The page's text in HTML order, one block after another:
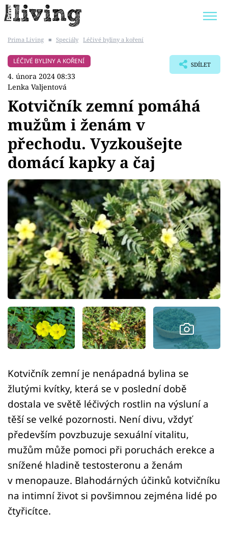
BYDLENÍ SLAVNÝCH
ZAHRADA
Témata
Bydlení
Zahrada
Design
Sledujte prima+
Přihlášení
Sledujte nás
Prima Living ■ Speciály Léčivé byliny a koření
LÉČIVÉ BYLINY A KOŘENÍ
4. února 2024 08:33
Lenka Valjentová
SDÍLET
Kotvičník zemní pomáhá
mužům i ženám v
přechodu. Vyzkoušejte
domácí kapky a čaj
Kotvičník zemní je nenápadná bylina se
žlutými kvítky, která se v poslední době
dostala ve světě léčivých rostlin na výsluní a
těší se velké pozornosti. Není divu, vždyť
především povzbuzuje sexuální vitalitu,
mužům může pomoci při poruchách erekce a
snížené hladině testosteronu a ženám
v menopauze. Blahodárných účinků kotvičníku
na intimní život si povšimnou zejména lidé po
čtyřicítce.